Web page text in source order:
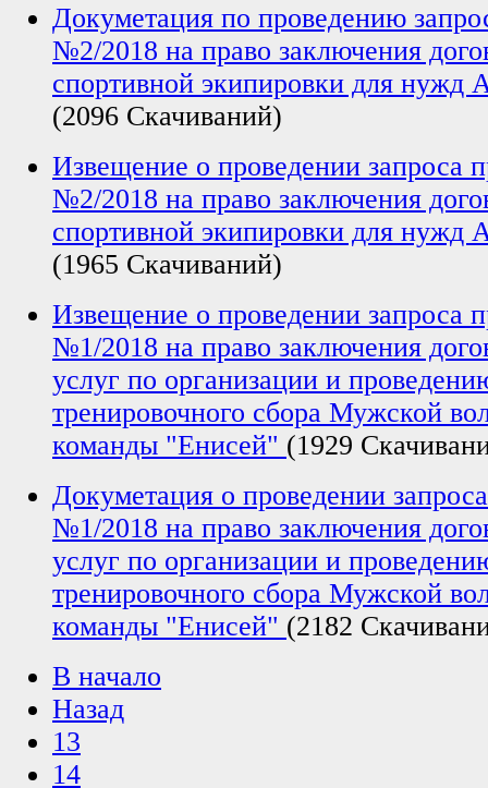
Докуметация по проведению
№2/2018 на право заключения
спортивной экипировки для
(2096 Скачиваний)
Извещение о проведении запроса
№2/2018 на право заключения
спортивной экипировки для
(1965 Скачиваний)
Извещение о проведении запроса
№1/2018 на право заключения
услуг по организации и
тренировочного сбора Мужской
команды "Енисей" (1929
Докуметация о проведении
№1/2018 на право заключения
услуг по организации и
тренировочного сбора Мужской
команды "Енисей" (2182
В начало
Назад
13
14